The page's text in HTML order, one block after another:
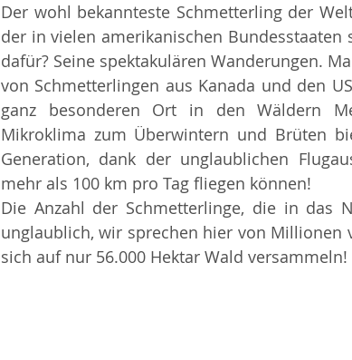
Der wohl bekannteste Schmetterling der
der in vielen amerikanischen
dafür? Seine spektakulären Wanderungen.
von Schmetterlingen aus Kanada und den
ganz besonderen Ort in den Wäldern
Mikroklima zum Überwintern und Brüten
Generation, dank der unglaublichen
mehr als 100 km pro Tag fliegen können!
Die Anzahl der Schmetterlinge, die in das
unglaublich, wir sprechen hier von Millionen
sich auf nur 56.000 Hektar Wald versammeln!